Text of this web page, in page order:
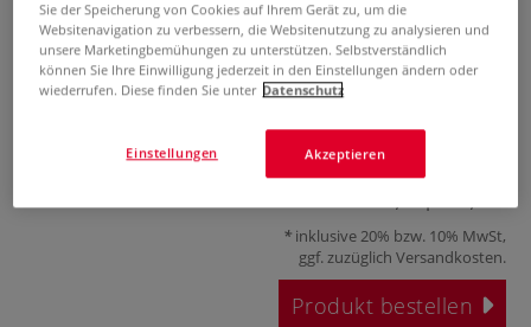
Vorvulkanisierter Flüssig-Latex zum Abformen, Formenbau,
Textilbeschichtung uvm. ESPRIT COMPOSITE Latex lässt sich
vielseitig verarbeiten und kann nach Belieben eingefärbt
ab9,68 €
inklusive 20% bzw. 10% MwSt,
ggf. zuzüglich Versandkosten.
Produkt bestellen
Sie der Speicherung von Cookies auf Ihrem Gerät zu, um die
Websitenavigation zu verbessern, die Websitenutzung zu analysieren und
unsere Marketingbemühungen zu unterstützen. Selbstverständlich
können Sie Ihre Einwilligung jederzeit in den Einstellungen ändern oder
wiederrufen. Diese finden Sie unter Datenschutz
Akzeptieren
Einstellungen